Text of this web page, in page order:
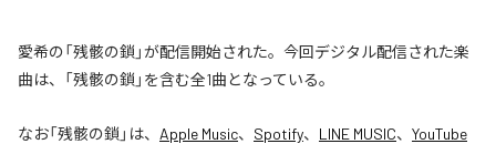
愛希の「残骸の鎖」が配信開始された。今回デジタル配信された楽
曲は、「残骸の鎖」を含む全1曲となっている。
なお「残骸の鎖 」は、 Apple Music、 Spotify、 LINE MUSIC、 YouTube